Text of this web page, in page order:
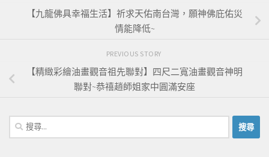
【九龍佛具幸福生活】祈求天佑南台灣，願神佛庇佑災
情能降低~
PREVIOUS STORY
【精緻彩繪油畫觀音祖先聯對】四尺二寬油畫觀音神明
聯對~恭禧趙師姐家中圓滿安座
搜
尋